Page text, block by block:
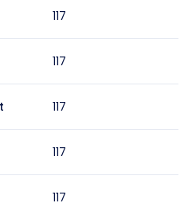
117
117
117
117
117